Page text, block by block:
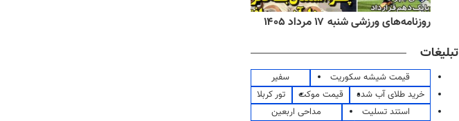
روزنامه‌های ورزشی شنبه ۱۷ مرداد ۱۴۰۵
تبلیغات
قیمت شیشه سکوریت
سفیر
خرید طلای آب شده
قیمت موکت
تور کربلا
استند تسلیت
مداحی اربعین